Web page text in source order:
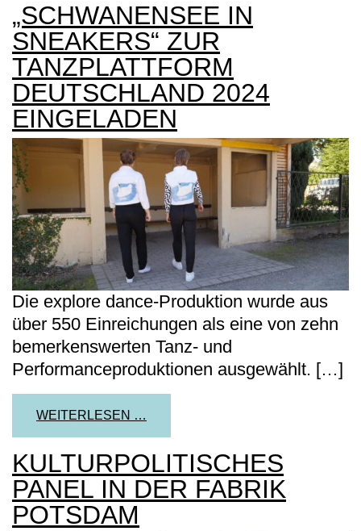
„SCHWANENSEE IN
SNEAKERS“ ZUR
TANZPLATTFORM
DEUTSCHLAND 2024
EINGELADEN
Die explore dance-Produktion wurde aus
über 550 Einreichungen als eine von zehn
bemerkenswerten Tanz- und
Performanceproduktionen ausgewählt. […]
WEITERLESEN …
KULTURPOLITISCHES
PANEL IN DER FABRIK
POTSDAM